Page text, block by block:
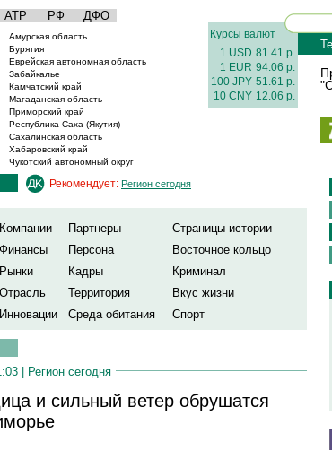
АТР РФ ДФО
Амурская область
Бурятия
Еврейская автономная область
Забайкалье
Камчатский край
Магаданская область
Приморский край
Республика Саха (Якутия)
Сахалинская область
Хабаровский край
Чукотский автономный округ
Курсы валют
1 USD 81.41 р.
1 EUR 94.06 р.
100 JPY 51.61 р.
10 CNY 12.06 р.
Рекомендует: Регион сегодня
Компании Партнеры
Страницы истории
Финансы Персона
Восточное кольцо
Рынки Кадры
Криминал
Отрасль Территория
Вкус жизни
Инновации Среда обитания Спорт
| Регион сегодня
и сильный ветер обрушатся